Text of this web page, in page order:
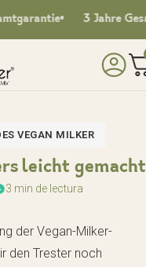
3 Jahre
VEGAN MILKER
leicht gemacht
3 min de lectura
der Vegan-Milker-
den Trester noch